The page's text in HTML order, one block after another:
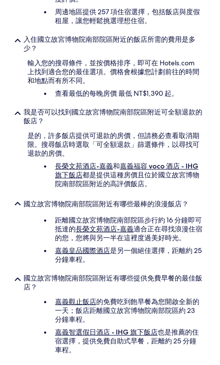
周邊地區提供 257 項住宿選擇，包括飯店與度假
租屋，讓您輕鬆挑選理想住宿。
入住國立故宮博物院南部院區附近的飯店所需的費用是多
少？
輸入您的搜尋條件，並按價格排序，即可在 Hotels.com
上找到適合您的最佳選項。價格會根據您計劃前往的時間
和地點而有所不同。
查看最低的每晚房價 最低 NT$1,390 起。
我是否可以找到國立故宮博物院南部院區附近可全額退款的
飯店？
是的，許多飯店提供可退款的房價，但請務必查看取消期
限。搜尋飯店時選取「可全額退款」篩選條件，以尋找可
退款的房價。
長榮文苑酒店-嘉義和嘉義福容 voco 酒店 - IHG
旗下飯店都是提供這種房價且位於國立故宮博物
院南部院區附近的高評價飯店。
國立故宮博物院南部院區附近有哪些最棒的浪漫飯店？
距離國立故宮博物院南部院區步行約 16 分鐘即可
抵達的長榮文苑酒店-嘉義適合正在尋找浪漫住宿
的您，您將與另一半在這裡度過美好時光。
嘉義皇品國際酒店是另一個絕佳選擇，距離約 25
分鐘車程。
國立故宮博物院南部院區附近有哪些提供免費早餐的最佳飯
店？
嘉義觀止飯店的免費吃到飽早餐為您開啟全新的
一天；飯店距離國立故宮博物院南部院區約 23
分鐘車程。
嘉義智選假日酒店 - IHG 旗下飯店也是推薦的住
宿選擇，提供免費自助式早餐，距離約 25 分鐘
車程。